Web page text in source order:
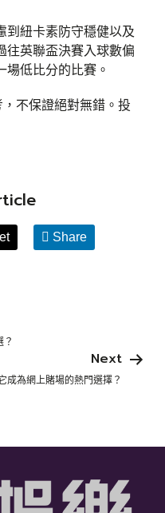
到紐卡素防守穩健以及
往英聯盃決賽入球數偏
低比分的比賽。
不保證絕對無錯。投
Share
Next
成為網上賭場的熱門選擇？